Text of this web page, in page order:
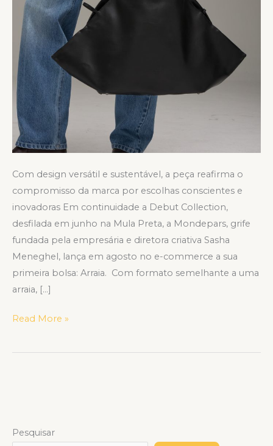
Com design versátil e sustentável, a peça reafirma o
compromisso da marca por escolhas conscientes e
inovadoras Em continuidade a Debut Collection,
desfilada em junho na Mula Preta, a Mondepars, grife
fundada pela empresária e diretora criativa Sasha
Meneghel, lança em agosto no e-commerce a sua
primeira bolsa: Arraia. Com formato semelhante a uma
arraia, […]
Read More »
Pesquisar